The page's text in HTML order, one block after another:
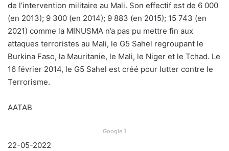
de l’intervention militaire au Mali. Son effectif est de 6 000
(en 2013); 9 300 (en 2014); 9 883 (en 2015); 15 743 (en
2021) comme la MINUSMA n’a pas pu mettre fin aux
attaques terroristes au Mali, le G5 Sahel regroupant le
Burkina Faso, la Mauritanie, le Mali, le Niger et le Tchad. Le
16 février 2014, le G5 Sahel est créé pour lutter contre le
Terrorisme.
AATAB
Google 1
22-05-2022